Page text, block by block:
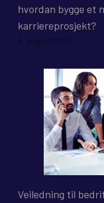
hvordan bygge
karriereprosjekt?
8. august 2026
Veiledning til